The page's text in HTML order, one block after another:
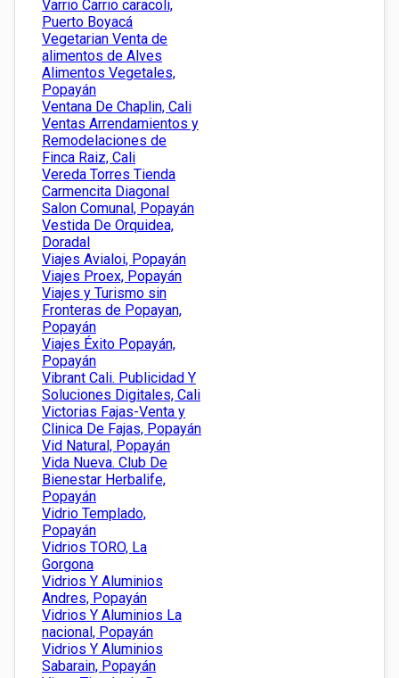
Varrio Carrio caracoli,
Puerto Boyacá
Vegetarian Venta de
alimentos de Alves
Alimentos Vegetales,
Popayán
Ventana De Chaplin, Cali
Ventas Arrendamientos y
Remodelaciones de
Finca Raiz, Cali
Vereda Torres Tienda
Carmencita Diagonal
Salon Comunal, Popayán
Vestida De Orquidea,
Doradal
Viajes Avialoi, Popayán
Viajes Proex, Popayán
Viajes y Turismo sin
Fronteras de Popayan,
Popayán
Viajes Éxito Popayán,
Popayán
Vibrant Cali. Publicidad Y
Soluciones Digitales, Cali
Victorias Fajas-Venta y
Clinica De Fajas, Popayán
Vid Natural, Popayán
Vida Nueva. Club De
Bienestar Herbalife,
Popayán
Vidrio Templado,
Popayán
Vidrios TORO, La
Gorgona
Vidrios Y Aluminios
Andres, Popayán
Vidrios Y Aluminios La
nacional, Popayán
Vidrios Y Aluminios
Sabarain, Popayán